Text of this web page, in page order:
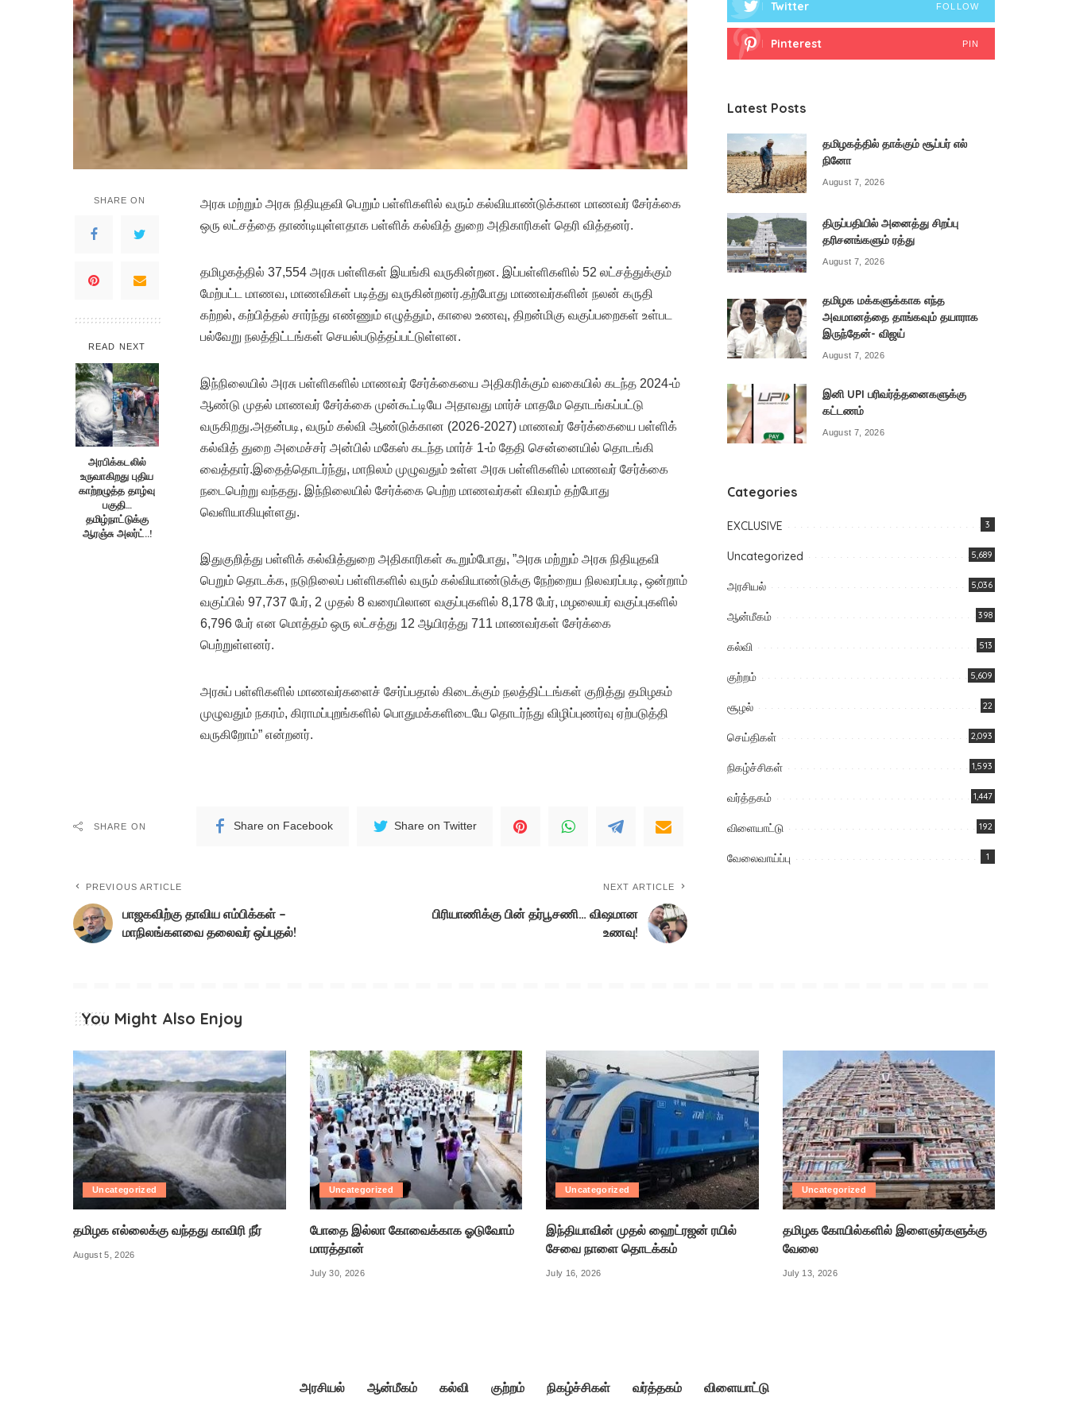
SHARE ON
READ NEXT
அரபிக்கடலில்
உருவாகிறது புதிய
காற்றழுத்த தாழ்வு
பகுதி…
தமிழ்நாட்டுக்கு
ஆரஞ்சு அலர்ட்..!
அரசு மற்றும் அரசு நிதியுதவி பெறும் பள்ளிகளில் வரும் கல்வியாண்டுக்கான மாணவர் சேர்க்கை
ஒரு லட்சத்தை தாண்டியுள்ளதாக பள்ளிக் கல்வித் துறை அதிகாரிகள் தெரி வித்தனர்.
தமிழகத்தில் 37,554 அரசு பள்ளிகள் இயங்கி வருகின்றன. இப்பள்ளிகளில் 52 லட்சத்துக்கும்
மேற்பட்ட மாணவ, மாணவிகள் படித்து வருகின்றனர்.தற்போது மாணவர்களின் நலன் கருதி
கற்றல், கற்பித்தல் சார்ந்து எண்ணும் எழுத்தும், காலை உணவு, திறன்மிகு வகுப்பறைகள் உள்பட
பல்வேறு நலத்திட்டங்கள் செயல்படுத்தப்பட்டுள்ளன.
இந்நிலையில் அரசு பள்ளிகளில் மாணவர் சேர்க்கையை அதிகரிக்கும் வகையில் கடந்த 2024-ம்
ஆண்டு முதல் மாணவர் சேர்க்கை முன்கூட்டியே அதாவது மார்ச் மாதமே தொடங்கப்பட்டு
வருகிறது.அதன்படி, வரும் கல்வி ஆண்டுக்கான (2026-2027) மாணவர் சேர்க்கையை பள்ளிக்
கல்வித் துறை அமைச்சர் அன்பில் மகேஸ் கடந்த மார்ச் 1-ம் தேதி சென்னையில் தொடங்கி
வைத்தார்.இதைத்தொடர்ந்து, மாநிலம் முழுவதும் உள்ள அரசு பள்ளிகளில் மாணவர் சேர்க்கை
நடைபெற்று வந்தது. இந்நிலையில் சேர்க்கை பெற்ற மாணவர்கள் விவரம் தற்போது
வெளியாகியுள்ளது.
இதுகுறித்து பள்ளிக் கல்வித்துறை அதிகாரிகள் கூறும்போது, ”அரசு மற்றும் அரசு நிதியுதவி
பெறும் தொடக்க, நடுநிலைப் பள்ளிகளில் வரும் கல்வியாண்டுக்கு நேற்றைய நிலவரப்படி, ஒன்றாம்
வகுப்பில் 97,737 பேர், 2 முதல் 8 வரையிலான வகுப்புகளில் 8,178 பேர், மழலையர் வகுப்புகளில்
6,796 பேர் என மொத்தம் ஒரு லட்சத்து 12 ஆயிரத்து 711 மாணவர்கள் சேர்க்கை
பெற்றுள்ளனர்.
அரசுப் பள்ளிகளில் மாணவர்களைச் சேர்ப்பதால் கிடைக்கும் நலத்திட்டங்கள் குறித்து தமிழகம்
முழுவதும் நகரம், கிராமப்புறங்களில் பொதுமக்களிடையே தொடர்ந்து விழிப்புணர்வு ஏற்படுத்தி
வருகிறோம்” என்றனர்.
SHARE ON Share on Facebook Share on Twitter
PREVIOUS ARTICLE
பாஜகவிற்கு தாவிய எம்பிக்கள் –
மாநிலங்களவை தலைவர் ஒப்புதல்!
NEXT ARTICLE
பிரியாணிக்கு பின் தர்பூசணி… விஷமான
உணவு!
Twitter FOLLOW
Pinterest PIN
Latest Posts
தமிழகத்தில் தாக்கும் சூப்பர் எல்
நினோ
August 7, 2026
திருப்பதியில் அனைத்து சிறப்பு
தரிசனங்களும் ரத்து
August 7, 2026
தமிழக மக்களுக்காக எந்த
அவமானத்தை தாங்கவும் தயாராக
இருந்தேன்- விஜய்
August 7, 2026
இனி UPI பரிவர்த்தனைகளுக்கு
கட்டணம்
August 7, 2026
Categories
EXCLUSIVE 3
Uncategorized 5,689
அரசியல் 5,036
ஆன்மீகம் 398
கல்வி 513
குற்றம் 5,609
சூழல் 22
செய்திகள் 2,093
நிகழ்ச்சிகள் 1,593
வர்த்தகம் 1,447
விளையாட்டு 192
வேலைவாய்ப்பு 1
You Might Also Enjoy
Uncategorized
தமிழக எல்லைக்கு வந்தது காவிரி நீர்
August 5, 2026
Uncategorized
போதை இல்லா கோவைக்காக ஓடுவோம்
மாரத்தான்
July 30, 2026
Uncategorized
இந்தியாவின் முதல் ஹைட்ரஜன் ரயில்
சேவை நாளை தொடக்கம்
July 16, 2026
Uncategorized
தமிழக கோயில்களில் இளைஞர்களுக்கு
வேலை
July 13, 2026
அரசியல் ஆன்மீகம் கல்வி குற்றம் நிகழ்ச்சிகள் வர்த்தகம் விளையாட்டு